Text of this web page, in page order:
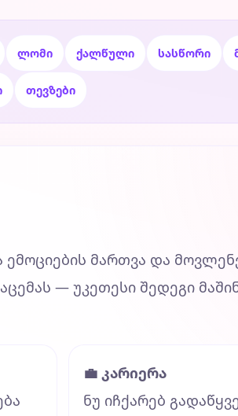
ლომი ქალწული სასწორი
თევზები
ემოციების მართვა და
— უკეთესი შედეგი
💼 კარიერა
ნუ იჩქარებ